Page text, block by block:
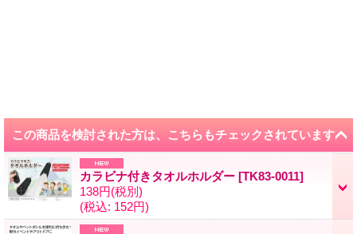
この商品を検討された方は、こちらもチェックされています
カラビナ付きタオルホルダー [TK83-0011]
138円(税別)
(税込: 152円)